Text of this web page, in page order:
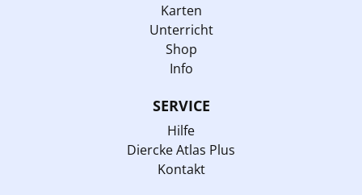
Karten
Unterricht
Shop
Info
SERVICE
Hilfe
Diercke Atlas Plus
Kontakt